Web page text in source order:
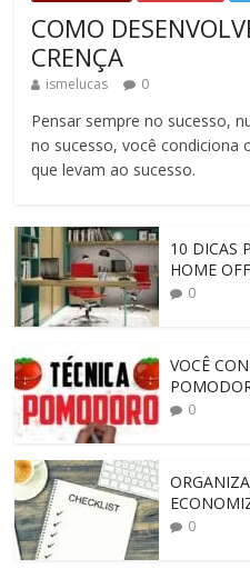
COMO
CRENÇA
ismelucas 0
Pensar sempre no sucesso,
no sucesso, você condiciona
que levam ao sucesso.
10 DICAS
HOME
0
VOCÊ
0
0